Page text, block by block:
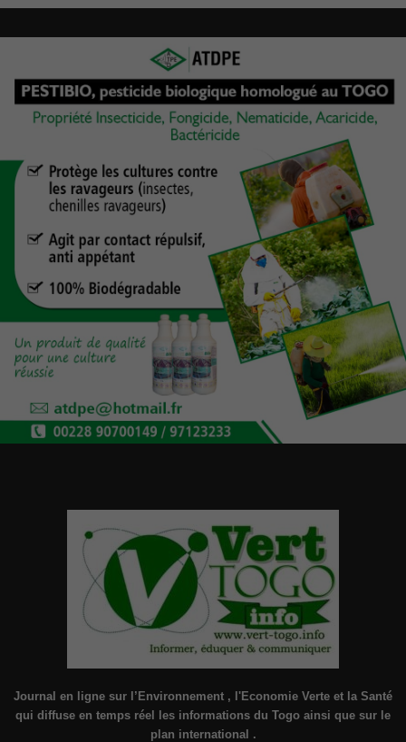
Journal en ligne sur l’Environnement , l'Economie Verte et la Santé
qui diffuse en temps réel les informations du Togo ainsi que sur le
plan international .